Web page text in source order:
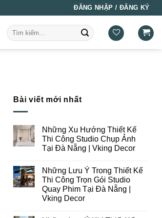
ĐĂNG NHẬP / ĐĂNG KÝ
Tìm
kiếm:
Bài viết mới nhất
Những Xu Hướng Thiết Kế
Thi Công Studio Chụp Ảnh
Tại Đà Nẵng | Vking Decor
bình
luận
ở
Những
Xu
Hướng
Những Lưu Ý Trong Thiết Kế
Thi Công Trọn Gói Studio
Quay Phim Tại Đà Nẵng |
Vking Decor